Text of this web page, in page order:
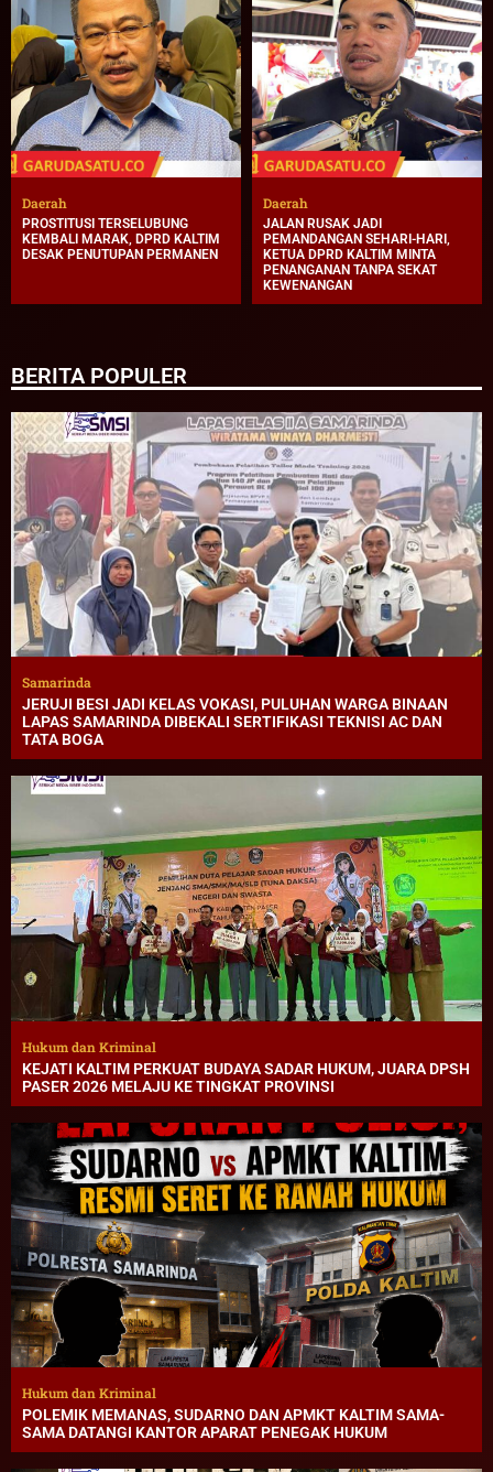
Daerah
PROSTITUSI TERSELUBUNG
KEMBALI MARAK, DPRD KALTIM
DESAK PENUTUPAN PERMANEN
Daerah
JALAN RUSAK JADI
PEMANDANGAN SEHARI-HARI,
KETUA DPRD KALTIM MINTA
PENANGANAN TANPA SEKAT
KEWENANGAN
BERITA POPULER
Samarinda
JERUJI BESI JADI KELAS VOKASI, PULUHAN WARGA BINAAN
LAPAS SAMARINDA DIBEKALI SERTIFIKASI TEKNISI AC DAN
TATA BOGA
Hukum dan Kriminal
KEJATI KALTIM PERKUAT BUDAYA SADAR HUKUM, JUARA DPSH
PASER 2026 MELAJU KE TINGKAT PROVINSI
Hukum dan Kriminal
POLEMIK MEMANAS, SUDARNO DAN APMKT KALTIM SAMA-
SAMA DATANGI KANTOR APARAT PENEGAK HUKUM